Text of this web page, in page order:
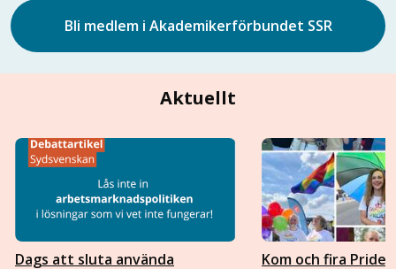
Bli medlem i Akademikerförbundet SSR
Aktuellt
Dags att sluta använda Kom och fira Pride